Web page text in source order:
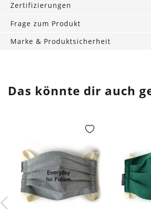
Zertifizierungen
Frage zum Produkt
Marke & Produktsicherheit
Das könnte dir auch